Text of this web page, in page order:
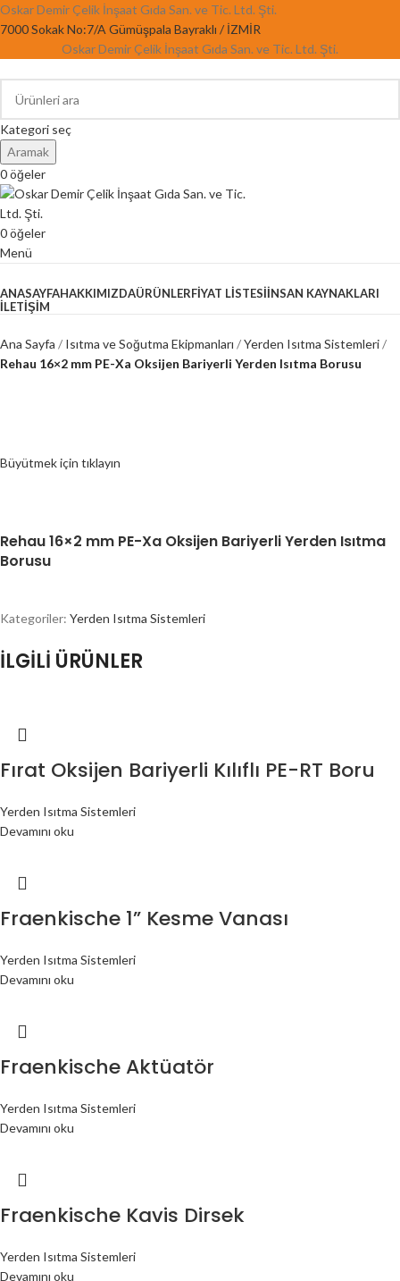
Oskar Demir Çelik İnşaat Gıda San. ve Tic. Ltd. Şti.
7000 Sokak No:7/A Gümüşpala Bayraklı / İZMİR
Oskar Demir Çelik İnşaat Gıda San. ve Tic. Ltd. Şti.
Kategori seç
Aramak
0öğeler
0öğeler
Menü
ANASAYFAHAKKIMIZDAÜRÜNLERFIYAT LISTESIİNSAN KAYNAKLARI
İLETIŞIM
Ana Sayfa Isıtma ve Soğutma Ekipmanları
Yerden Isıtma Sistemleri
Rehau 16×2 mm PE-Xa Oksijen Bariyerli Yerden Isıtma Borusu
Büyütmek için tıklayın
Rehau 16×2 mm PE-Xa Oksijen Bariyerli Yerden Isıtma
Borusu
Kategoriler: Yerden Isıtma Sistemleri
İLGİLİ ÜRÜNLER
Fırat Oksijen Bariyerli Kılıflı PE-RT Boru
Yerden Isıtma Sistemleri
Devamını oku
Fraenkische 1” Kesme Vanası
Yerden Isıtma Sistemleri
Devamını oku
Fraenkische Aktüatör
Yerden Isıtma Sistemleri
Devamını oku
Fraenkische Kavis Dirsek
Yerden Isıtma Sistemleri
Devamını oku